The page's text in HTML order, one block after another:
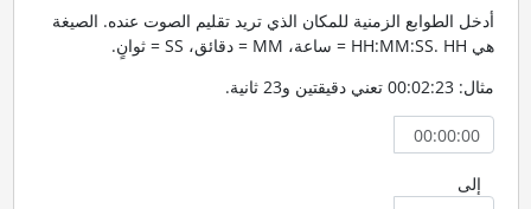
أدخل الطوابع الزمنية للمكان الذي تريد تقليم الصوت عنده. الصيغة
هي HH:MM:SS. HH = ساعة، MM = دقائق، SS = ثوانٍ.
مثال: 00:02:23 تعني دقيقتين و23 ثانية.
إلى